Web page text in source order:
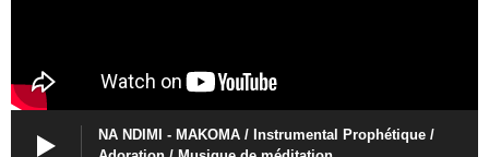
NA NDIMI - MAKOMA / Instrumental Prophétique /